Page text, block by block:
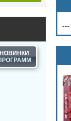
НОВИНКИ
---